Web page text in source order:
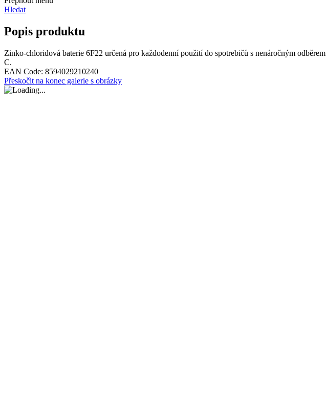
Hledat
Popis produktu
Zinko-chloridová baterie 6F22 určená pro každodenní použití do spotrebičů s nenáročným
C.
EAN Code: 8594029210240
Přeskočit na konec galerie s obrázky